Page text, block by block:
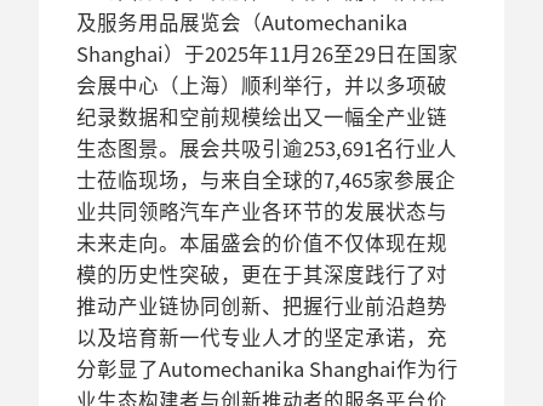
及服务用品展览会（Automechanika
Shanghai）于2025年11月26至29日在国家
会展中心（上海）顺利举行，并以多项破
纪录数据和空前规模绘出又一幅全产业链
生态图景。展会共吸引逾253,691名行业人
士莅临现场，与来自全球的7,465家参展企
业共同领略汽车产业各环节的发展状态与
未来走向。本届盛会的价值不仅体现在规
模的历史性突破，更在于其深度践行了对
推动产业链协同创新、把握行业前沿趋势
以及培育新一代专业人才的坚定承诺，充
分彰显了Automechanika Shanghai作为行
业生态构建者与创新推动者的服务平台价